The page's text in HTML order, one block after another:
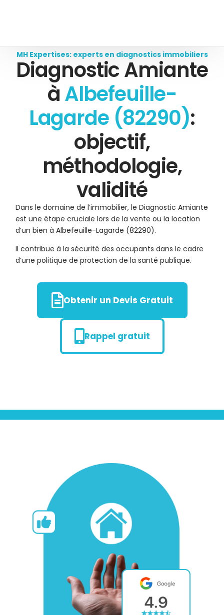
MH Expertises: experts en diagnostics immobiliers
Diagnostic Amiante
àAlbefeuille-
Lagarde (82290):
objectif,
méthodologie,
validité
Dans le domaine de l’immobilier, le Diagnostic Amiante
est une étape cruciale lors de la vente ou la location
d’un bien à Albefeuille-Lagarde (82290).
Il contribue à la sécurité des occupants dans le cadre
d’une politique de protection de la santé publique.
Obtenir un Devis Gratuit
Rappel gratuit